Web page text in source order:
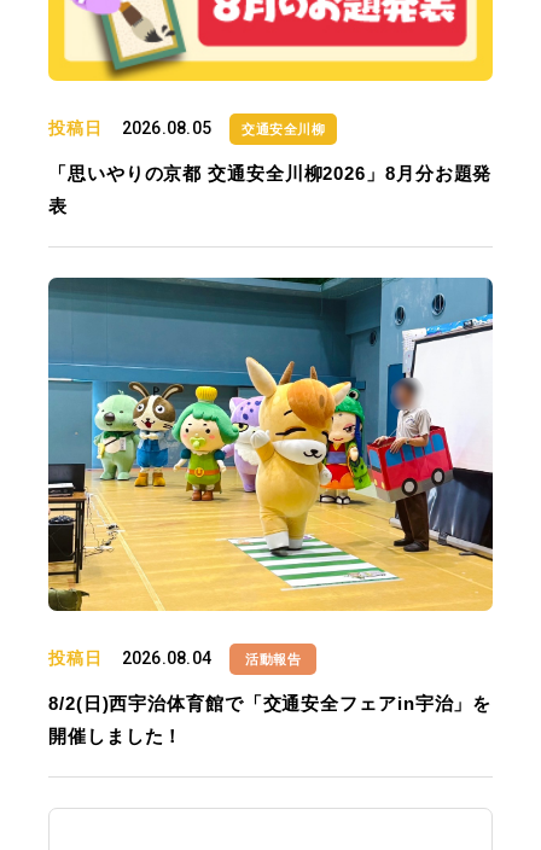
投稿日 2026.08.05 交通安全川柳
「思いやりの京都 交通安全川柳2026」8月分お題発
表
投稿日 2026.08.04 活動報告
8/2(日)西宇治体育館で「交通安全フェアin宇治」を
開催しました！